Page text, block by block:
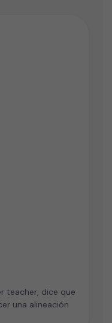
teacher, dice que
una alineación